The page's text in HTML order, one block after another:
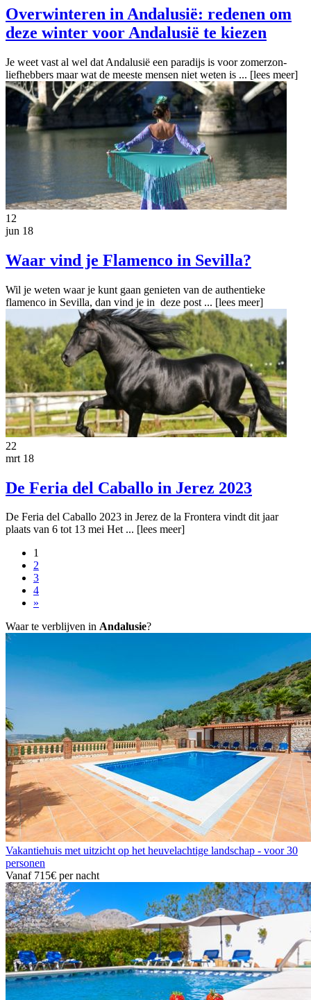
Overwinteren in Andalusië: redenen om
deze winter voor Andalusië te kiezen
Je weet vast al wel dat Andalusië een paradijs is voor zomerzon-
liefhebbers maar wat de meeste mensen niet weten is ... [lees meer]
12
jun 18
Waar vind je Flamenco in Sevilla?
Wil je weten waar je kunt gaan genieten van de authentieke
flamenco in Sevilla, dan vind je in deze post ... [lees meer]
22
mrt 18
De Feria del Caballo in Jerez 2023
De Feria del Caballo 2023 in Jerez de la Frontera vindt dit jaar
plaats van 6 tot 13 mei Het ... [lees meer]
1
2
3
4
»
Waar te verblijven in Andalusie?
Vakantiehuis met uitzicht op het heuvelachtige landschap - voor 30
personen
Vanaf 715€ per nacht